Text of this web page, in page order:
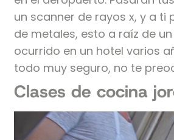
un scanner de rayos x, y a ti
de metales, esto a raíz de
ocurrido en un hotel varios
todo muy seguro, no te
Clases de cocina